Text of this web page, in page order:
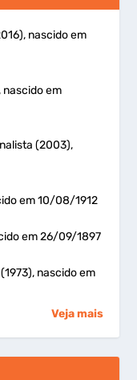
nascido em
em
(2003),
em 10/08/1912
em 26/09/1897
nascido em
Veja mais